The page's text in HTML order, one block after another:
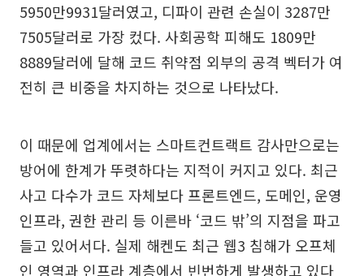
5950만9931달러였고, 디파이 관련 손실이 3287만
7505달러로 가장 컸다. 사회공학 피해도 1809만
8889달러에 달해 코드 취약점 외부의 공격 벡터가 여
전히 큰 비중을 차지하는 것으로 나타났다.
이 때문에 업계에서는 스마트컨트랙트 감사만으로는
방어에 한계가 뚜렷하다는 지적이 커지고 있다. 최근
사고 다수가 코드 자체보다 프론트엔드, 도메인, 운영
인프라, 권한 관리 등 이른바 ‘코드 밖’의 지점을 파고
들고 있어서다. 실제 해켄도 최근 웹3 침해가 오프체
인 영역과 인프라 계층에서 빈번하게 발생하고 있다